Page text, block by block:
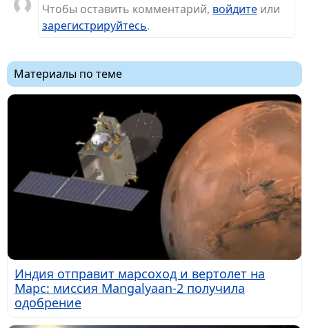
Чтобы оставить комментарий, войдите или
зарегистрируйтесь.
Материалы по теме
Индия отправит марсоход и вертолет на
Марс: миссия Mangalyaan-2 получила
одобрение